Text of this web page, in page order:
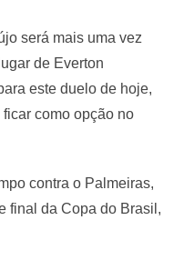
será mais uma vez
de Everton
este duelo de hoje,
como opção no
contra o Palmeiras,
final da Copa do Brasil,